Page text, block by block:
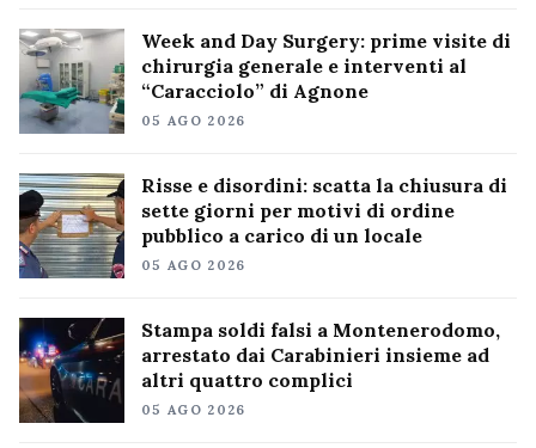
Week and Day Surgery: prime visite di
chirurgia generale e interventi al
“Caracciolo” di Agnone
05 AGO 2026
Risse e disordini: scatta la chiusura di
sette giorni per motivi di ordine
pubblico a carico di un locale
05 AGO 2026
Stampa soldi falsi a Montenerodomo,
arrestato dai Carabinieri insieme ad
altri quattro complici
05 AGO 2026